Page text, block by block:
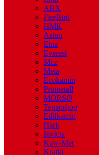
ABX
FireBird
НМК
Aston
Etna
Everest
Mcz
Meta
Ecokamin
Prometall
MORSØ
Термофор
Edilkamin
Hark
Invicta
Kaw-Met
Kratki